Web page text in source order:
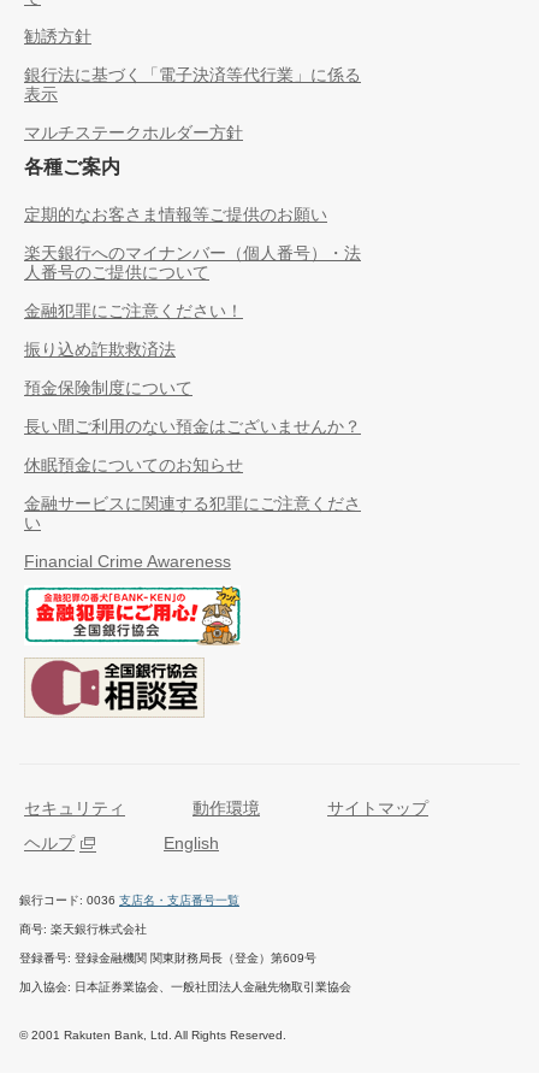
勧誘方針
銀行法に基づく「電子決済等代行業」に係る
表示
マルチステークホルダー方針
各種ご案内
定期的なお客さま情報等ご提供のお願い
楽天銀行へのマイナンバー（個人番号）・法
人番号のご提供について
金融犯罪にご注意ください！
振り込め詐欺救済法
預金保険制度について
長い間ご利用のない預金はございませんか？
休眠預金についてのお知らせ
金融サービスに関連する犯罪にご注意くださ
い
Financial Crime Awareness
セキュリティ 動作環境
サイトマップ
ヘルプ
English
銀行コード 0036 支店名・支店番号一覧
商号 楽天銀行株式会社
登録番号 登録金融機関 関東財務局長（登金）第609号
加入協会 日本証券業協会、一般社団法人金融先物取引業協会
© 2001 Rakuten Bank, Ltd. All Rights Reserved.